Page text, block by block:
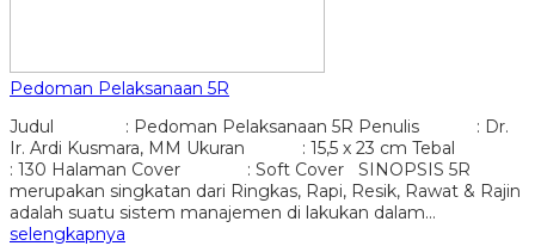
Pedoman Pelaksanaan 5R
Judul : Pedoman Pelaksanaan 5R Penulis : Dr.
Ir. Ardi Kusmara, MM Ukuran : 15,5 x 23 cm Tebal
: 130 Halaman Cover : Soft Cover SINOPSIS 5R
merupakan singkatan dari Ringkas, Rapi, Resik, Rawat & Rajin
adalah suatu sistem manajemen di lakukan dalam…
selengkapnya